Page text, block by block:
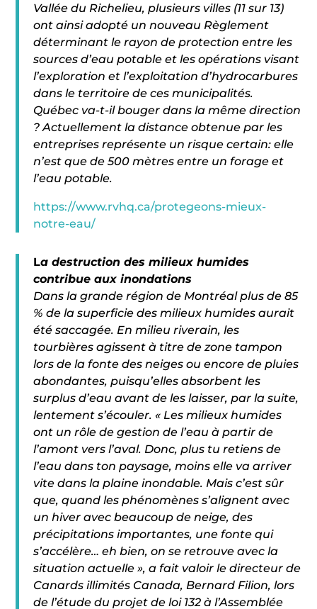
Vallée du Richelieu, plusieurs villes (11 sur 13)
ont ainsi adopté un nouveau Règlement
déterminant le rayon de protection entre les
sources d’eau potable et les opérations visant
l’exploration et l’exploitation d’hydrocarbures
dans le territoire de ces municipalités.
Québec va-t-il bouger dans la même direction
? Actuellement la distance obtenue par les
entreprises représente un risque certain: elle
n’est que de 500 mètres entre un forage et
l’eau potable.
https://www.rvhq.ca/protegeons-mieux-
notre-eau/
La destruction des milieux humides
contribue aux inondations
Dans la grande région de Montréal plus de 85
% de la superficie des milieux humides aurait
été saccagée. En milieu riverain, les
tourbières agissent à titre de zone tampon
lors de la fonte des neiges ou encore de pluies
abondantes, puisqu’elles absorbent les
surplus d’eau avant de les laisser, par la suite,
lentement s’écouler. « Les milieux humides
ont un rôle de gestion de l’eau à partir de
l’amont vers l’aval. Donc, plus tu retiens de
l’eau dans ton paysage, moins elle va arriver
vite dans la plaine inondable. Mais c’est sûr
que, quand les phénomènes s’alignent avec
un hiver avec beaucoup de neige, des
précipitations importantes, une fonte qui
s’accélère… eh bien, on se retrouve avec la
situation actuelle », a fait valoir le directeur de
Canards illimités Canada, Bernard Filion, lors
de l’étude du projet de loi 132 à l’Assemblée